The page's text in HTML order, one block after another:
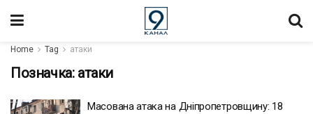
Home Tag атаки
Позначка: атаки
Масована атака на Дніпропетровщину: 18